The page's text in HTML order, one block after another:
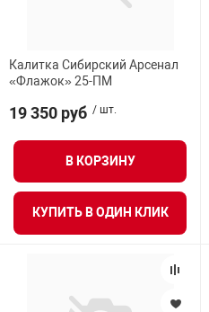
и экипировка
автомобили
Калитка Сибирский Арсенал
«Флажок» 25-ПМ
19 350 руб / шт.
В КОРЗИНУ
КУПИТЬ В ОДИН КЛИК